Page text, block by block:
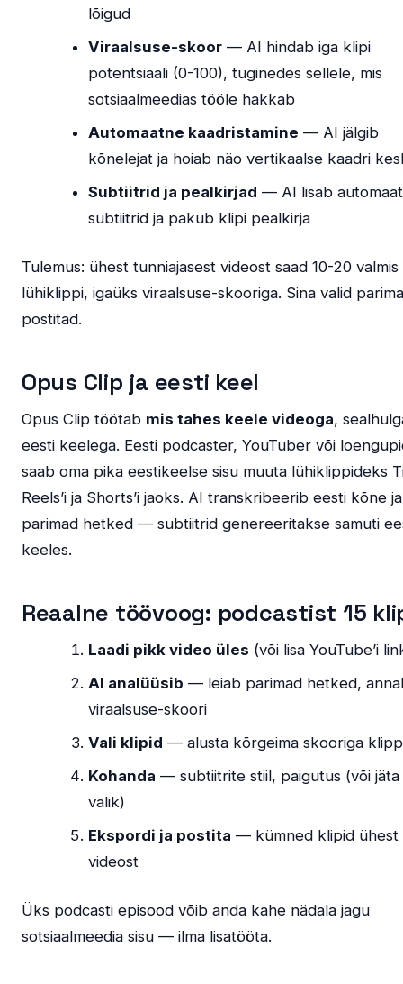
lõigud
Viraalsuse-skoor — AI hindab iga klipi
potentsiaali (0-100), tuginedes sellele, mis
sotsiaalmeedias tööle hakkab
Automaatne kaadristamine — AI jälgib
kõnelejat ja hoiab näo vertikaalse kaadri
Subtiitrid ja pealkirjad — AI lisab
subtiitrid ja pakub klipi pealkirja
Tulemus: ühest tunniajasest videost saad 10-20 valmis
lühiklippi, igaüks viraalsuse-skooriga. Sina valid
postitad.
Opus Clip ja eesti keel
Opus Clip töötab mis tahes keele videoga,
eesti keelega. Eesti podcaster, YouTuber või
saab oma pika eestikeelse sisu muuta lühiklippideks
Reels’i ja Shorts’i jaoks. AI transkribeerib eesti kõne
parimad hetked — subtiitrid genereeritakse samuti
keeles.
Reaalne töövoog: podcastist 15
Laadi pikk video üles (või lisa YouTube’i
AI analüüsib — leiab parimad hetked,
viraalsuse-skoori
Vali klipid — alusta kõrgeima skooriga
Kohanda — subtiitrite stiil, paigutus (või jäta
valik)
Ekspordi ja postita — kümned klipid ühest
videost
Üks podcasti episood võib anda kahe nädala jagu
sotsiaalmeedia sisu — ilma lisatööta.